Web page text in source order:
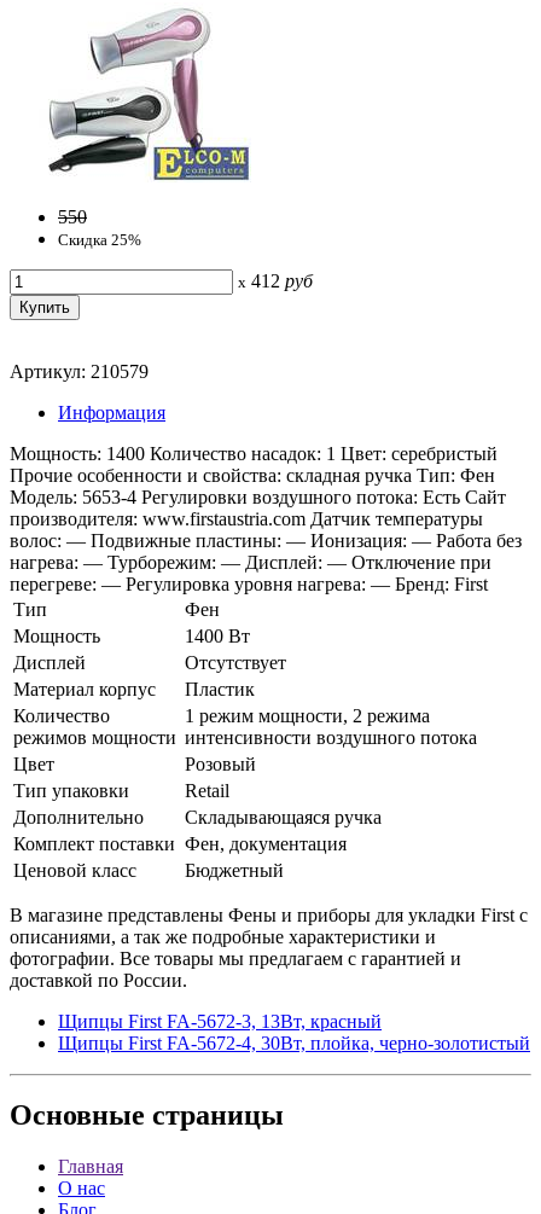
550
Скидка 25%
x 412 руб
Артикул: 210579
Информация
Мощность: 1400 Количество насадок: 1 Цвет: серебристый
Прочие особенности и свойства: складная ручка Тип: Фен
Модель: 5653-4 Регулировки воздушного потока: Есть Сайт
производителя: www.firstaustria.com Датчик температуры
волос: — Подвижные пластины: — Ионизация: — Работа без
нагрева: — Турборежим: — Дисплей: — Отключение при
перегреве: — Регулировка уровня нагрева: — Бренд: First
Тип
Фен
Мощность
1400 Вт
Дисплей
Отсутствует
Материал корпус
Пластик
Количество
режимов мощности
1 режим мощности, 2 режима
интенсивности воздушного потока
Цвет
Розовый
Тип упаковки
Retail
Дополнительно
Складывающаяся ручка
Комплект поставки Фен, документация
Ценовой класс
Бюджетный
В магазине представлены Фены и приборы для укладки First с
описаниями, а так же подробные характеристики и
фотографии. Все товары мы предлагаем с гарантией и
доставкой по России.
Щипцы First FA-5672-3, 13Вт, красный
Щипцы First FA-5672-4, 30Вт, плойка, черно-золотистый
Основные страницы
Главная
О нас